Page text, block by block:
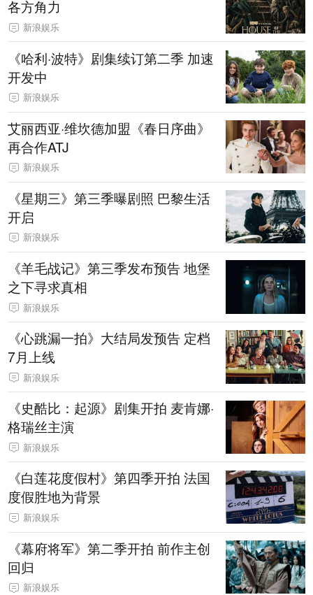
各方角力
新浪娱乐
《哈利·波特》剧集续订第二季 加速
开发中
新浪娱乐
艾丽西亚·维坎德加盟《春日序曲》
再合作ATJ
新浪娱乐
《星期三》第三季曝剧照 巴黎生活
开启
新浪娱乐
《羊毛战记》第三季发布预告 地堡
之下寻求真相
新浪娱乐
《心跳漏一拍》大结局发预告 定档
7月上线
新浪娱乐
《史酷比：起源》剧集开拍 麦肯娜·
格瑞丝主演
新浪娱乐
《白莲花度假村》第四季开拍 法国
度假胜地为背景
新浪娱乐
《幕府将军》第二季开拍 前作主创
回归
新浪娱乐